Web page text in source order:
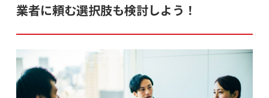
業者に頼む選択肢も検討しよう！